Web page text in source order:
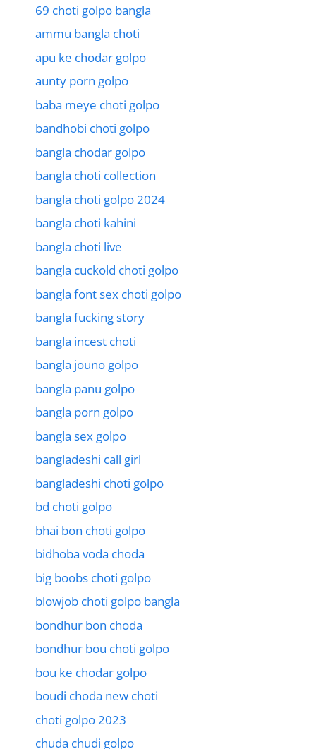
69 choti golpo bangla
ammu bangla choti
apu ke chodar golpo
aunty porn golpo
baba meye choti golpo
bandhobi choti golpo
bangla chodar golpo
bangla choti collection
bangla choti golpo 2024
bangla choti kahini
bangla choti live
bangla cuckold choti golpo
bangla font sex choti golpo
bangla fucking story
bangla incest choti
bangla jouno golpo
bangla panu golpo
bangla porn golpo
bangla sex golpo
bangladeshi call girl
bangladeshi choti golpo
bd choti golpo
bhai bon choti golpo
bidhoba voda choda
big boobs choti golpo
blowjob choti golpo bangla
bondhur bon choda
bondhur bou choti golpo
bou ke chodar golpo
boudi choda new choti
choti golpo 2023
chuda chudi golpo